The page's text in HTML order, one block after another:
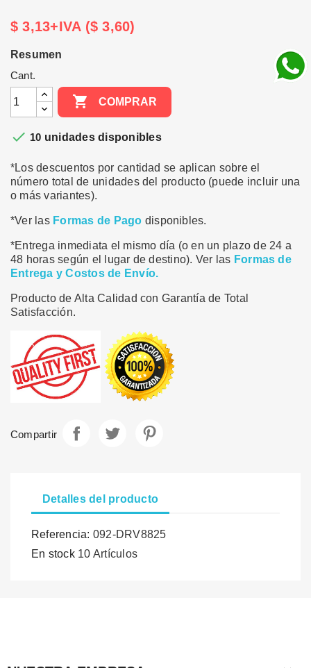
$ 3,13+IVA ($ 3,60)
Resumen
Cant.
 COMPRAR
 10 unidades disponibles
*Los descuentos por cantidad se aplican sobre el
número total de unidades del producto (puede incluir una
o más variantes).
*Ver las Formas de Pago disponibles.
*Entrega inmediata el mismo día (o en un plazo de 24 a
48 horas según el lugar de destino). Ver las Formas de
Entrega y Costos de Envío.
Producto de Alta Calidad con Garantía de Total
Satisfacción.
Compartir
Detalles del producto
Referencia: 092-DRV8825
En stock 10 Artículos